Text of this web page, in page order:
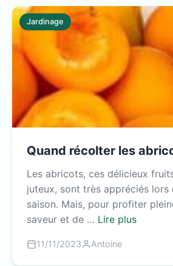
Jardinage
Quand récolter les
Les abricots, ces délicieux
juteux, sont très appréciés lors
saison. Mais, pour profiter
saveur et de … Lire plus
11/11/2023 Antoine